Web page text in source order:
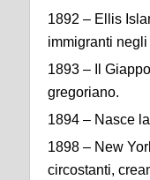
1892 – Ellis
immigranti
1893 – Il
gregoriano.
1894 – Nasce
1898 – New
circostanti,